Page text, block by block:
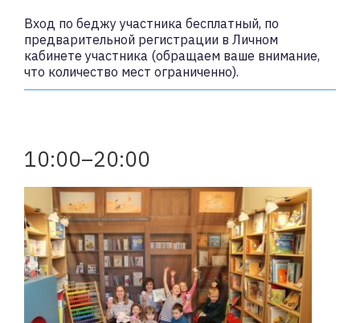
Вход по беджу участника бесплатный, по
предварительной регистрации в Личном
кабинете участника (обращаем ваше внимание,
что количество мест ограниченно).
10:00–20:00